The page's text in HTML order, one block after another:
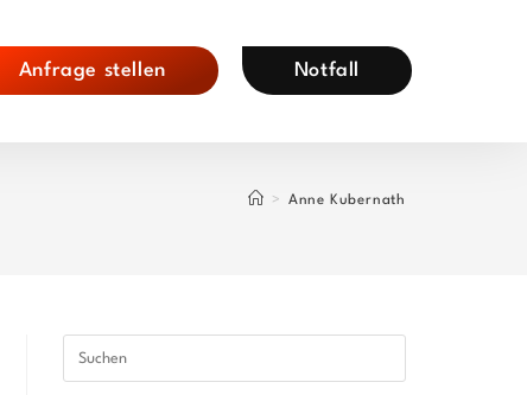
Anfrage stellen Notfall
> Anne Kubernath
Escape